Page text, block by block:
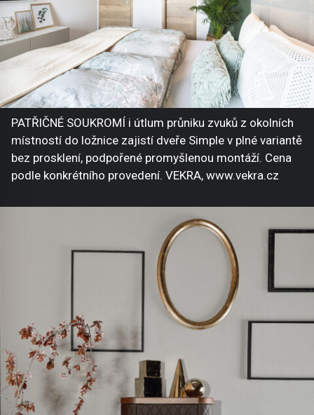
PATŘIČNÉ SOUKROMÍ i útlum průniku zvuků z okolních
místností do ložnice zajistí dveře Simple v plné variantě
bez prosklení, podpořené promyšlenou montáží. Cena
podle konkrétního provedení. VEKRA, www.vekra.cz